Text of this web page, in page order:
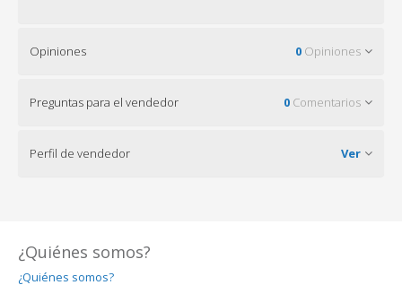
Opiniones 0 Opiniones
Preguntas para el vendedor 0 Comentarios
Perfil de vendedor Ver
¿Quiénes somos?
¿Quiénes somos?